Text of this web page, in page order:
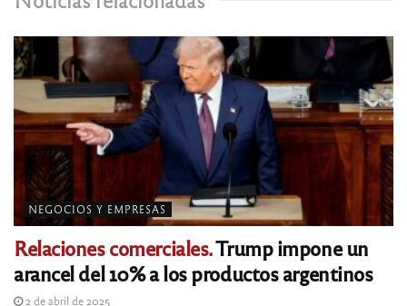
NEGOCIOS Y EMPRESAS
Relaciones comerciales.Trump impone un
arancel del 10% a los productos argentinos
2 de abril de 2025